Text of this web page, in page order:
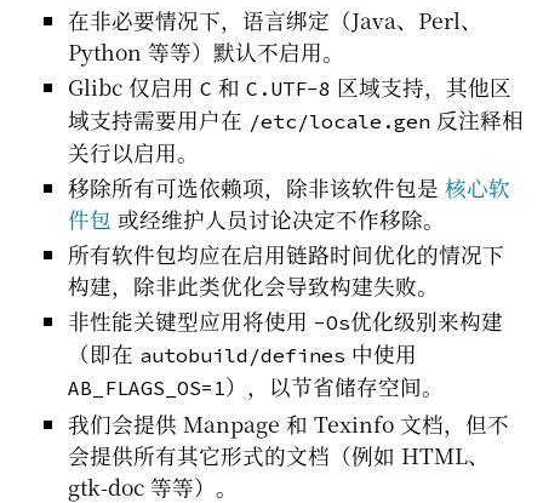
在非必要情况下，语言绑定（Java、Perl、
Python 等等）默认不启用。
Glibc 仅启用 C 和 C.UTF-8 区域支持，其他区
域支持需要用户在 /etc/locale.gen 反注释相
关行以启用。
移除所有可选依赖项，除非该软件包是 核心软
件包 或经维护人员讨论决定不作移除。
所有软件包均应在启用链路时间优化的情况下
构建，除非此类优化会导致构建失败。
非性能关键型应用将使用 -Os优化级别来构建
（即在 autobuild/defines 中使用
AB_FLAGS_OS=1），以节省储存空间。
我们会提供 Manpage 和 Texinfo 文档，但不
会提供所有其它形式的文档（例如 HTML、
gtk-doc 等等）。